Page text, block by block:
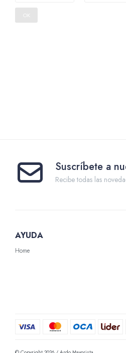
OK
Suscríbete a
Recibe todas las
AYUDA
Home